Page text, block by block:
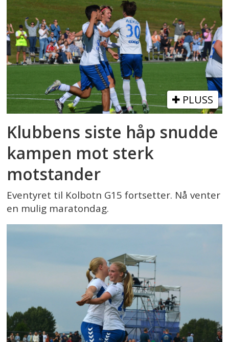
PLUSS
Klubbens siste håp snudde
kampen mot sterk
motstander
Eventyret til Kolbotn G15 fortsetter. Nå venter
en mulig maratondag.